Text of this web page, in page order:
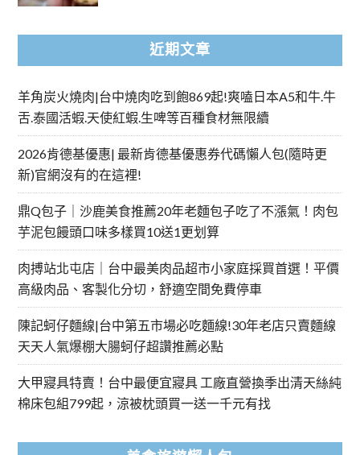
近期文章
羊角炭火燒肉|台中燒肉吃到飽869起!爽嗑日本A5和牛.牛
舌.泰國活蝦.天使紅蝦.生啤等百種食材無限續
2026肯德基優惠| 最新肯德基優惠券代碼懶人包(隨時更
新)官網沒有的在這裡!
鼎Q包子｜沙鹿美食推薦20年老麵包子吃了不漲氣！肉包
芋泥包饅頭口味多樣買10送1更划算
肉搏站北屯店｜台中最美肉品超市小家庭採買首選！平價
高級肉品、客製化分切，舒適空間免費停車
陳記蚵仔麵線|台中第五市場必吃麵線!30年老店只賣麵線
天天人氣爆棚大腸蚵仔超讚推薦必點
大甲寢具特賣！台中最便宜寢具 工廠直營換季出清天絲純
棉床包組799起，涼被枕頭買一送一千元有找